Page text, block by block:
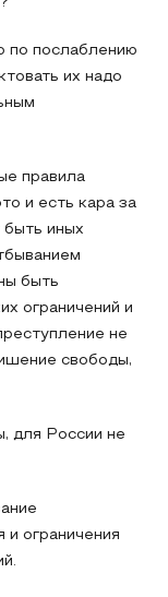
по послаблению
их надо
правила
и есть кара за
иных
быть
ограничений и
не
свободы,
для России не
ограничения